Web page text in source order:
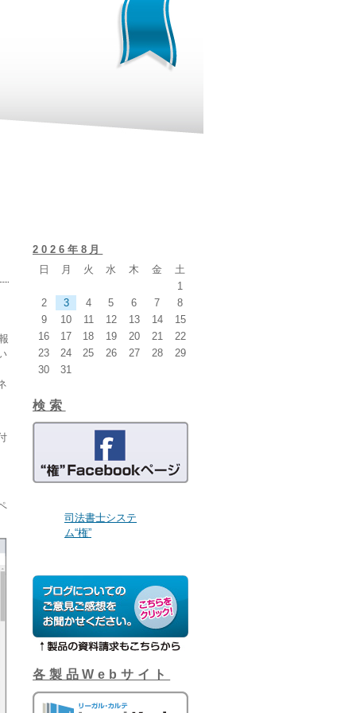
2026年8月
日
月 火 水 木 金
土
1
2
3 4 5 6 7
8
9
10 11 12 13 14
15
16
17 18 19 20 21
22
23
24 25 26 27 28
29
30
31
検索
司法書士システ
ム“権”
各製品Webサイト